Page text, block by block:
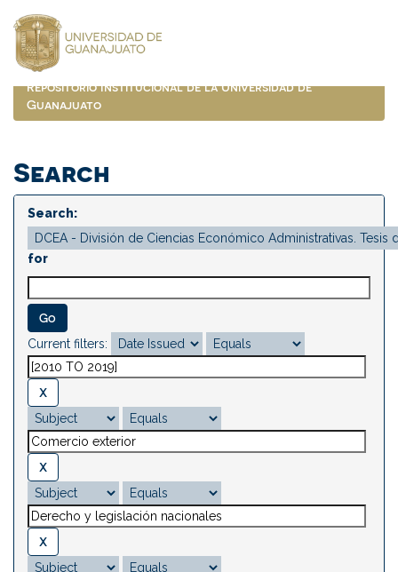
navigation
Repositorio Institucional de la Universidad de
Guanajuato
Search
Search:
for
Current filters: